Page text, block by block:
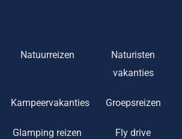
Natuurreizen
Naturisten
vakanties
Kampeervakanties Groepsreizen
Glamping reizen Fly drive